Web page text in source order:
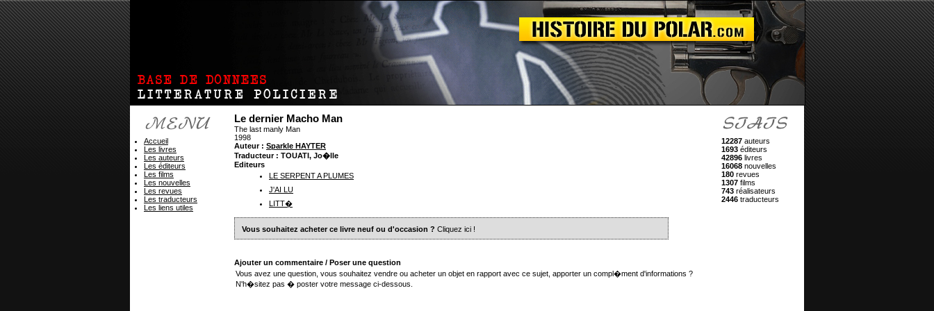
Le dernier Macho Man
The last manly Man
1998
Auteur : Sparkle HAYTER
Traducteur : TOUATI, Jo�lle
Editeurs
LE SERPENT A PLUMES
J'AI LU
LITT�
Vous souhaitez acheter ce livre neuf ou d'occasion ? Cliquez ici !
Ajouter un commentaire / Poser une question
Vous avez une question, vous souhaitez vendre ou acheter un objet en rapport avec ce sujet, apporter un compl�ment d'informations ?
N'h�sitez pas � poster votre message ci-dessous.
Accueil
Les livres
Les auteurs
Les éditeurs
Les films
Les nouvelles
Les revues
Les traducteurs
Les liens utiles
12287 auteurs
1693 éditeurs
42896 livres
16068 nouvelles
180 revues
1307 films
743 réalisateurs
2446 traducteurs